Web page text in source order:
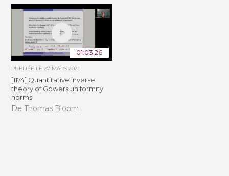
01:03:26
PUBLIÉE LE27 MARS 2021
[1174] Quantitative inverse
theory of Gowers uniformity
norms
De Thomas Bloom